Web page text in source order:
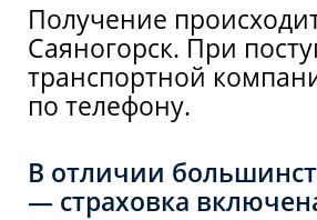
Получение
Саяногорск. При
транспортной
по телефону.
В отличии
— страховка